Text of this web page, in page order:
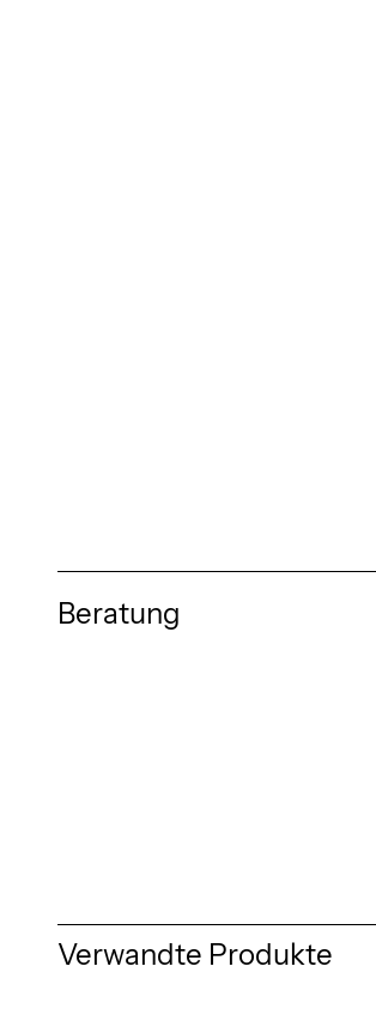
Beratung
Verwandte Produkte